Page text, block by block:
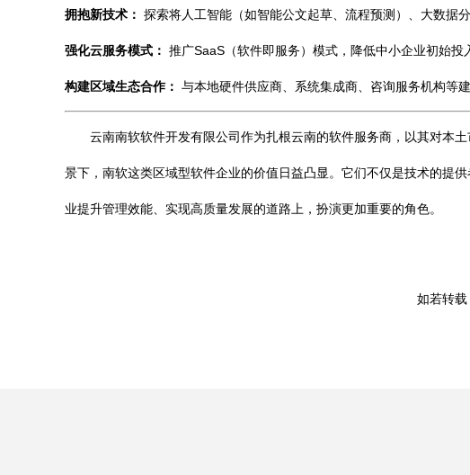
拥抱新技术： 探索将人工智能（如智能公文起草、流程预测）、大数据
强化云服务模式： 推广SaaS（软件即服务）模式，降低中小企业初始投
构建区域生态合作： 与本地硬件供应商、系统集成商、咨询服务机构等
云南南软软件开发有限公司作为扎根云南的软件服务商，以其对本
景下，南软这类区域型软件企业的价值日益凸显。它们不仅是技术的提
业提升管理效能、实现高质量发展的道路上，扮演更加重要的角色。
如若转